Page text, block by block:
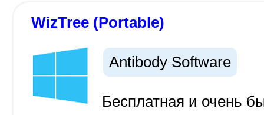
WizTree (Portable)
Antibody Software
Бесплатная и очень